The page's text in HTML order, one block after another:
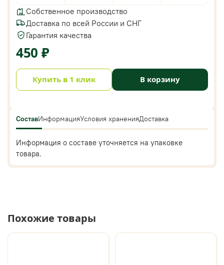
Собственное производство
Доставка по всей России и СНГ
Гарантия качества
450 ₽
В корзину
Купить в 1 клик
СоставИнформацияУсловия храненияДоставка
Информация о составе уточняется на упаковке
товара.
Похожие товары